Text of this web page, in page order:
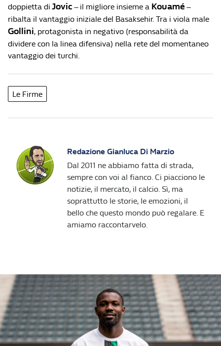
doppietta di Jovic – il migliore insieme a Kouamé –
ribalta il vantaggio iniziale del Basaksehir. Tra i viola male
Gollini, protagonista in negativo (responsabilità da
dividere con la linea difensiva) nella rete del momentaneo
vantaggio dei turchi.
Le Firme
Redazione Gianluca Di Marzio
Dal 2011 ne abbiamo fatta di strada,
sempre con voi al fianco. Ci piacciono le
notizie, il mercato, il calcio. Sì, ma
soprattutto le storie, le emozioni, il
bello che questo mondo può regalare. E
amiamo raccontarvelo.